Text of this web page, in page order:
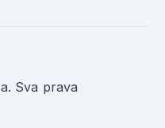
Sva prava